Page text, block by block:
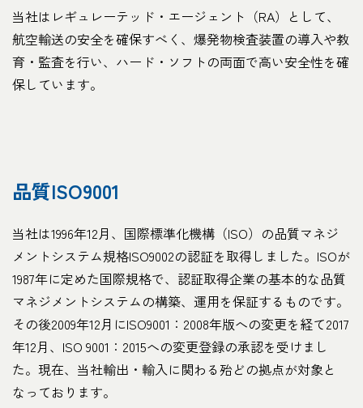
当社はレギュレーテッド・エージェント（RA）として、
航空輸送の安全を確保すべく、爆発物検査装置の導入や教
育・監査を行い、ハード・ソフトの両面で高い安全性を確
保しています。
品質ISO9001
当社は1996年12月、国際標準化機構（ISO）の品質マネジ
メントシステム規格ISO9002の認証を取得しました。ISOが
1987年に定めた国際規格で、認証取得企業の基本的な品質
マネジメントシステムの構築、運用を保証するものです。
その後2009年12月にISO9001：2008年版への変更を経て2017
年12月、ISO 9001：2015への変更登録の承認を受けまし
た。現在、当社輸出・輸入に関わる殆どの拠点が対象と
なっております。